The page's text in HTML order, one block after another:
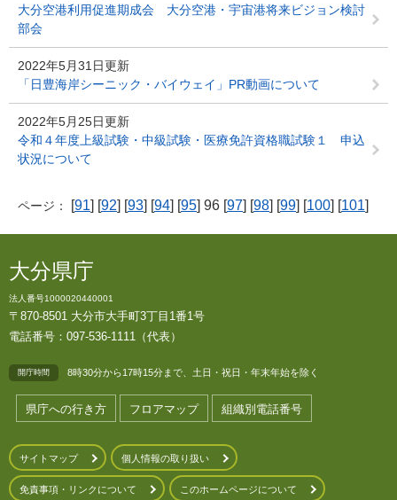
大分空港利用促進期成会 大分空港・宇宙港将来ビジョン検討
部会
2022年5月31日更新
「日豊海岸シーニック・バイウェイ」PR動画について
2022年5月25日更新
令和４年度上級試験・中級試験・医療免許資格職試験１ 申込
状況について
ページ： [91] [92] [93] [94] [95] 96 [97] [98] [99] [100] [101]
大分県庁
法人番号1000020440001
〒870-8501 大分市大手町3丁目1番1号
電話番号：097-536-1111（代表）
開庁時間 8時30分から17時15分まで、土日・祝日・年末年始を除く
県庁への行き方 フロアマップ 組織別電話番号
サイトマップ 個人情報の取り扱い
免責事項・リンクについて このホームページについて